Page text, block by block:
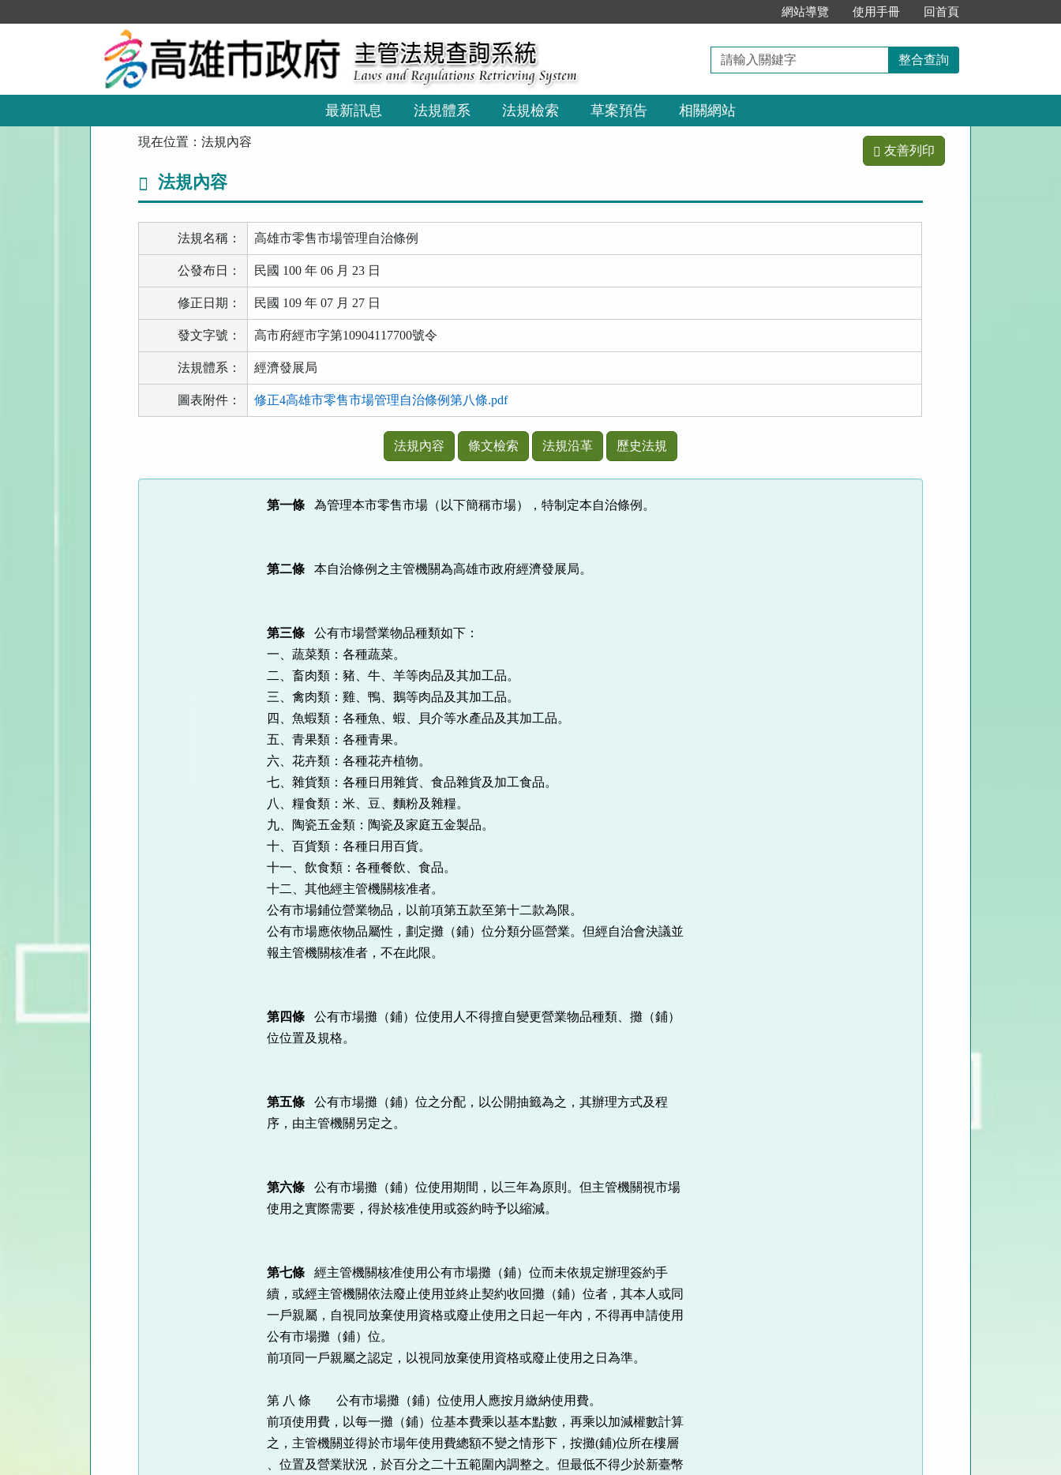
到
網站導覽 使用手冊 回首頁
請
輸
入
關
鍵
整合查詢
最新訊息 法規體系 法規檢索 草案預告 相關網站
現在位置：法規內容
友善列印
法規內容
法規名稱： 高雄市零售市場管理自治條例
公發布日： 民國 100 年 06 月 23 日
修正日期： 民國 109 年 07 月 27 日
發文字號： 高市府經市字第10904117700號令
法規體系： 經濟發展局
圖表附件： 修正4高雄市零售市場管理自治條例第八條.pdf
功
法規內容 條文檢索 法規沿革 歷史法規
第一條 為管理本市零售市場（以下簡稱市場），特制定本自治條例。
第二條 本自治條例之主管機關為高雄市政府經濟發展局。
第三條 公有市場營業物品種類如下：
一、蔬菜類：各種蔬菜。
二、畜肉類：豬、牛、羊等肉品及其加工品。
三、禽肉類：雞、鴨、鵝等肉品及其加工品。
四、魚蝦類：各種魚、蝦、貝介等水產品及其加工品。
五、青果類：各種青果。
六、花卉類：各種花卉植物。
七、雜貨類：各種日用雜貨、食品雜貨及加工食品。
八、糧食類：米、豆、麵粉及雜糧。
九、陶瓷五金類：陶瓷及家庭五金製品。
十、百貨類：各種日用百貨。
十一、飲食類：各種餐飲、食品。
十二、其他經主管機關核准者。
公有市場鋪位營業物品，以前項第五款至第十二款為限。
公有市場應依物品屬性，劃定攤（鋪）位分類分區營業。但經自治會決議並
報主管機關核准者，不在此限。
第四條
公有市場攤（鋪）位使用人不得擅自變更營業物品種類、攤（鋪）
位位置及規格。
第五條 公有市場攤（鋪）位之分配，以公開抽籤為之，其辦理方式及程
序，由主管機關另定之。
第六條
公有市場攤（鋪）位使用期間，以三年為原則。但主管機關視市場
使用之實際需要，得於核准使用或簽約時予以縮減。
第七條
經主管機關核准使用公有市場攤（鋪）位而未依規定辦理簽約手
續，或經主管機關依法廢止使用並終止契約收回攤（鋪）位者，其本人或同
一戶親屬，自視同放棄使用資格或廢止使用之日起一年內，不得再申請使用
公有市場攤（鋪）位。
前項同一戶親屬之認定，以視同放棄使用資格或廢止使用之日為準。
第 八 條 公有市場攤（鋪）位使用人應按月繳納使用費。
前項使用費，以每一攤（鋪）位基本費乘以基本點數，再乘以加減權數計算
之，主管機關並得於市場年使用費總額不變之情形下，按攤(鋪)位所在樓層
、位置及營業狀況，於百分之二十五範圍內調整之。但最低不得少於新臺幣